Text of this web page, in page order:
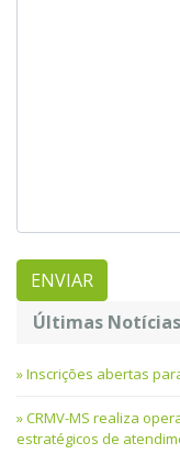
Últimas Notícias
Inscrições abertas
CRMV-MS realiza
estratégicos de